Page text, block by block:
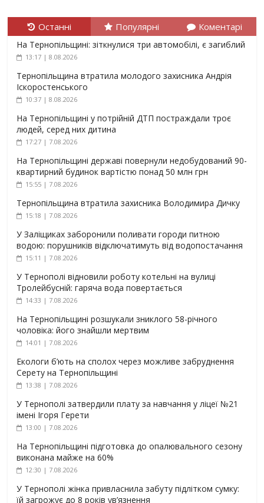
Останні Популярні Коментарі
На Тернопільщині: зіткнулися три автомобілі, є загиблий
13:17 | 8.08.2026
Тернопільщина втратила молодого захисника Андрія
Іскоростенського
10:37 | 8.08.2026
На Тернопільщині у потрійній ДТП постраждали троє
людей, серед них дитина
17:27 | 7.08.2026
На Тернопільщині державі повернули недобудований 90-
квартирний будинок вартістю понад 50 млн грн
15:55 | 7.08.2026
Тернопільщина втратила захисника Володимира Дичку
15:18 | 7.08.2026
У Заліщиках заборонили поливати городи питною
водою: порушників відключатимуть від водопостачання
15:11 | 7.08.2026
У Тернополі відновили роботу котельні на вулиці
Тролейбусній: гаряча вода повертається
14:33 | 7.08.2026
На Тернопільщині розшукали зниклого 58-річного
чоловіка: його знайшли мертвим
14:01 | 7.08.2026
Екологи б’ють на сполох через можливе забруднення
Серету на Тернопільщині
13:38 | 7.08.2026
У Тернополі затвердили плату за навчання у ліцеї №21
імені Ігоря Герети
13:00 | 7.08.2026
На Тернопільщині підготовка до опалювального сезону
виконана майже на 60%
12:30 | 7.08.2026
У Тернополі жінка привласнила забуту підлітком сумку:
їй загрожує до 8 років ув’язнення